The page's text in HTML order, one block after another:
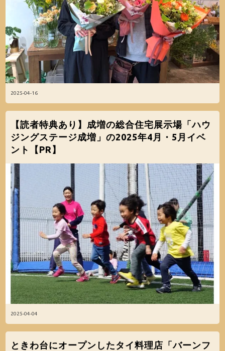
2025-04-16
2025-04-04
【読者特典あり】成増の総合住宅展示場「ハウ
ジングステージ成増」の2025年4月・5月イベ
ント【PR】
ときわ台にオープンしたタイ料理店「バーンフ